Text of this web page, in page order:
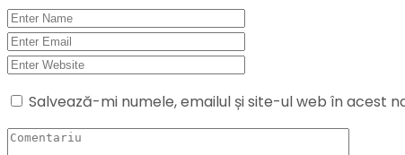
Salvează-mi numele, emailul și site-ul web în acest